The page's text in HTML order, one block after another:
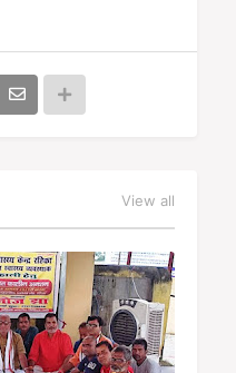
View all